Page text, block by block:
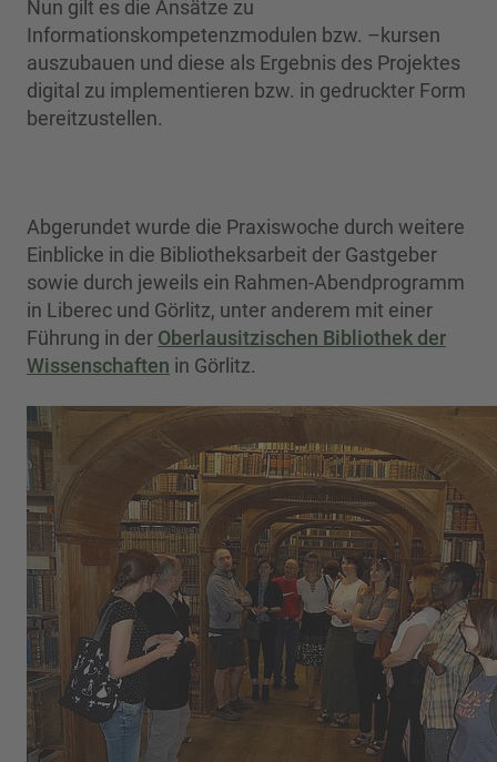
Nun gilt es die Ansätze zu
Informationskompetenzmodulen bzw. –kursen
auszubauen und diese als Ergebnis des Projektes
digital zu implementieren bzw. in gedruckter Form
bereitzustellen.
Abgerundet wurde die Praxiswoche durch weitere
Einblicke in die Bibliotheksarbeit der Gastgeber
sowie durch jeweils ein Rahmen-Abendprogramm
in Liberec und Görlitz, unter anderem mit einer
Führung in der Oberlausitzischen Bibliothek der
Wissenschaften in Görlitz.